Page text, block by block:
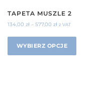
TAPETA MUSZLE 2
134,00 zł – 577,00 zł z VAT
WYBIERZ OPCJE